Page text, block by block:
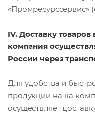
«Промресурссервис»
IV. Доставку
компания
России через
Для удобства и
продукции наша
осуществляет